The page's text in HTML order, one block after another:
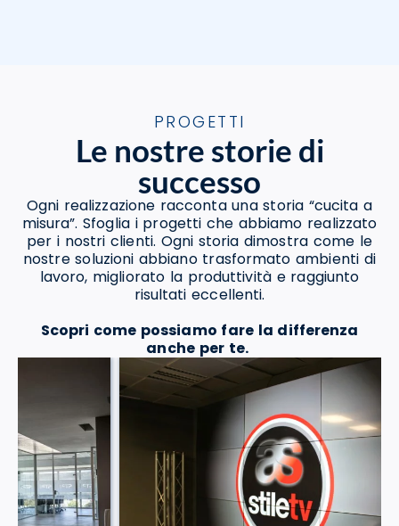
PROGETTI
Le nostre storie di
successo
Ogni realizzazione racconta una storia “cucita a
misura”. Sfoglia i progetti che abbiamo realizzato
per i nostri clienti. Ogni storia dimostra come le
nostre soluzioni abbiano trasformato ambienti di
lavoro, migliorato la produttività e raggiunto
risultati eccellenti.
Scopri come possiamo fare la differenza
anche per te.